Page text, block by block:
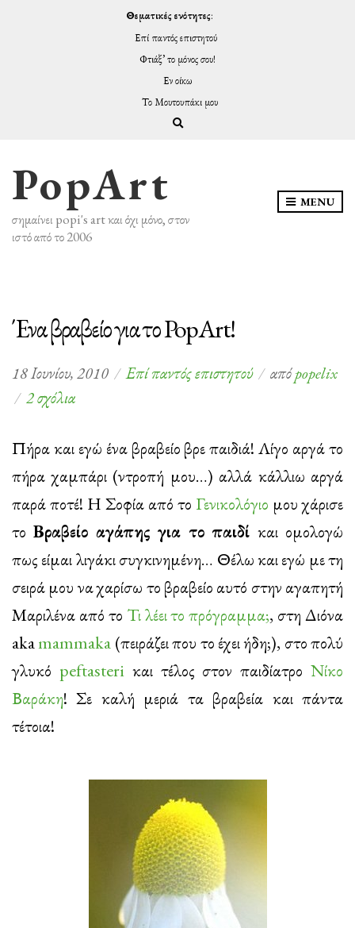
Θεματικές ενότητες:
Επί παντός επιστητού
Φτιάξ’ το μόνος σου!
Εν οίκω
Το Μουτουπάκι μου
Expand search form
PopArt
σημαίνει popi's art και όχι μόνο, στον
ιστό από το 2006
MENU
Ένα βραβείο για το PopArt!
18 Ιουνίου, 2010 Επί παντός επιστητού απόpopelix
2 σχόλιαστο
βραβείο
για
το
PopArt!
Πήρα και εγώ ένα βραβείο βρε παιδιά! Λίγο αργά το
πήρα χαμπάρι (ντροπή μου…) αλλά κάλλιω αργά
παρά ποτέ! Η Σοφία από το Γενικολόγιο μου χάρισε
το Βραβείο αγάπης για το παιδί και ομολογώ
πως είμαι λιγάκι συγκινημένη… Θέλω και εγώ με τη
σειρά μου να χαρίσω το βραβείο αυτό στην αγαπητή
Μαριλένα από το Τι λέει το πρόγραμμα;, στη Διόνα
akamammaka (πειράζει που το έχει ήδη;), στο πολύ
γλυκό peftasteri και τέλος στον παιδίατροΝίκο
Βαράκη! Σε καλή μεριά τα βραβεία και πάντα
τέτοια!